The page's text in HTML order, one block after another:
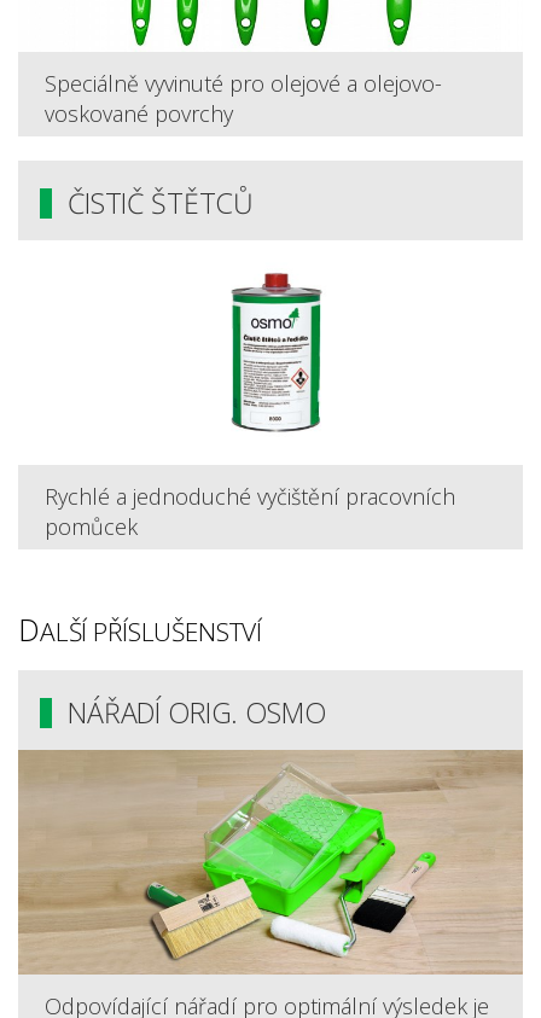
Speciálně vyvinuté pro olejové a olejovo-
voskované povrchy
ČISTIČ ŠTĚTCŮ
Rychlé a jednoduché vyčištění pracovních
pomůcek
DALŠÍ PŘÍSLUŠENSTVÍ
NÁŘADÍ ORIG. OSMO
Odpovídající nářadí pro optimální výsledek je